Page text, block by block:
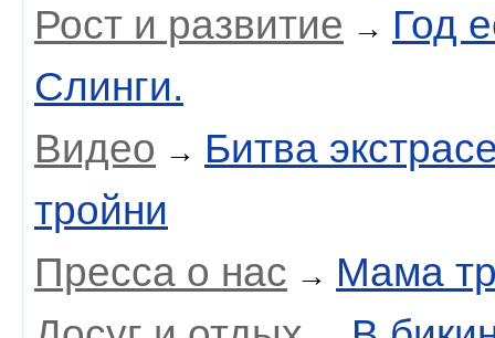
Рост и развитие → Год
Слинги.
Видео → Битва
тройни
Пресса о нас → Мама